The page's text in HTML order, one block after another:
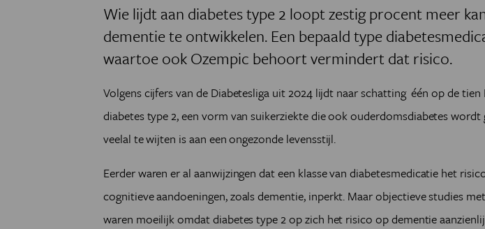
Wie lijdt aan diabetes type 2 loopt zestig procent meer
dementie te ontwikkelen. Een bepaald type
waartoe ook Ozempic behoort vermindert dat risico.
Volgens cijfers van de Diabetesliga uit 2024 lijdt naar schatting één op de tien
diabetes type 2, een vorm van suikerziekte die ook ouderdomsdiabetes wordt
veelal te wijten is aan een ongezonde levensstijl.
Eerder waren er al aanwijzingen dat een klasse van diabetesmedicatie het
cognitieve aandoeningen, zoals dementie, inperkt. Maar objectieve studies
waren moeilijk omdat diabetes type 2 op zich het risico op dementie